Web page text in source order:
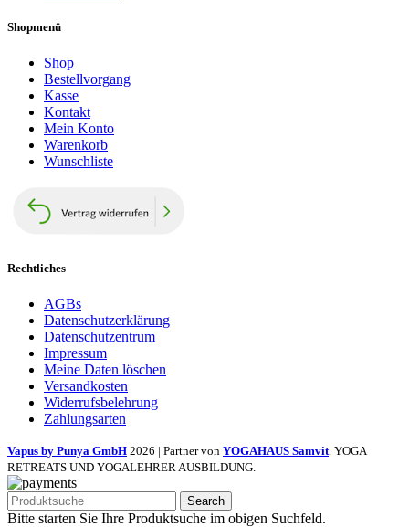
Shopmenü
Shop
Bestellvorgang
Kasse
Kontakt
Mein Konto
Warenkorb
Wunschliste
Rechtliches
AGBs
Datenschutzerklärung
Datenschutzentrum
Impressum
Meine Daten löschen
Versandkosten
Widerrufsbelehrung
Zahlungsarten
Vapus by Punya GmbH 2026 | Partner von YOGAHAUS Samvit. YOGA
RETREATS UND YOGALEHRER AUSBILDUNG.
Search
Bitte starten Sie Ihre Produktsuche im obigen Suchfeld.